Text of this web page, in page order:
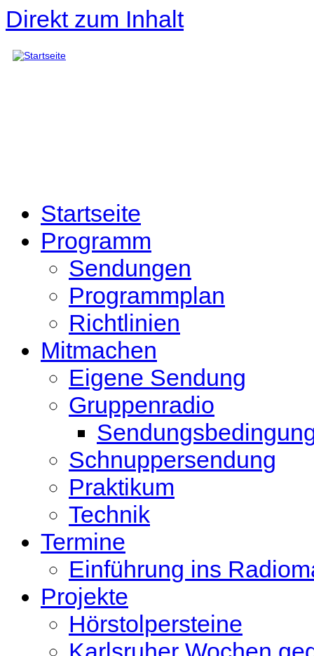
Direkt zum Inhalt
Startseite
Programm
Sendungen
Programmplan
Richtlinien
Mitmachen
Eigene Sendung
Gruppenradio
Schnuppersendung
Praktikum
Technik
Termine
Einführung ins
Projekte
Hörstolpersteine